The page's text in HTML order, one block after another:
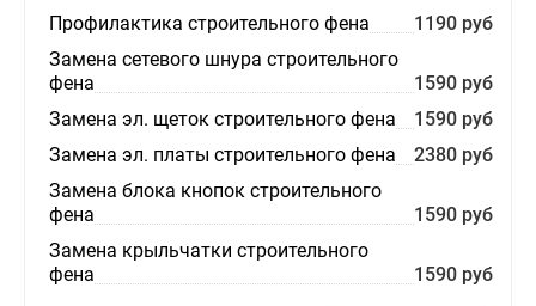
Профилактика строительного фена
1190 руб
Замена сетевого шнура строительного
фена
1590 руб
Замена эл. щеток строительного фена
1590 руб
Замена эл. платы строительного фена
2380 руб
Замена блока кнопок строительного
фена
1590 руб
Замена крыльчатки строительного
фена
1590 руб